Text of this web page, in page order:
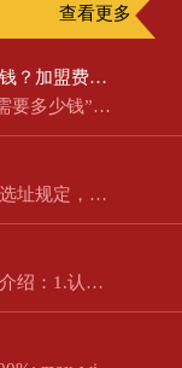
查看更多
Q：超意兴快餐加盟需要多少钱？加盟费明细及盈利分析
A： 想知道“超意兴快餐加盟需要多少钱”？作为济南本土起步的…
A：超意兴快餐总部有严格的选址规定，总部会派人去把关，实地考…
A：超意兴快餐加盟基本条件介绍：1.认同“超意兴”的经营模式、…